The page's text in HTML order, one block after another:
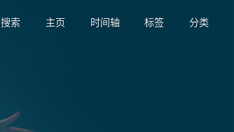
搜索 主页 时间轴 标签 分类